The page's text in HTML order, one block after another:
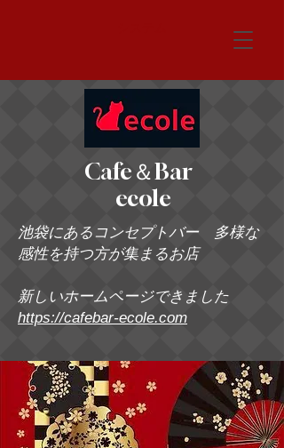
Cafe＆Bar
ecole
池袋にあるコンセプトバー 多様な
感性を持つ方が集まるお店
新しいホームページできました
https://cafebar-ecole.com